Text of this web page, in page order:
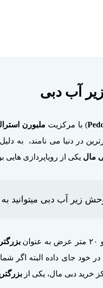
آب دبی
) با مرکزیت ملبورن
در دنیا می نامند، به
مال یکی از رویاپردازی
زیر آب دبی میتوانید
خود جای داده البته اگر
خرید دبی مال، یکی از